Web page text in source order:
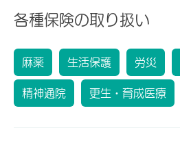
各種保険の取り扱い
麻薬 生活保護 労災
精神通院 更生・育成医療